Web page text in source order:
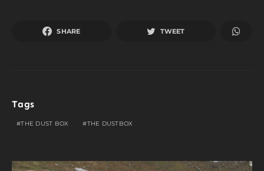
SHARE TWEET
Tags
THE DUST BOX THE DUSTBOX